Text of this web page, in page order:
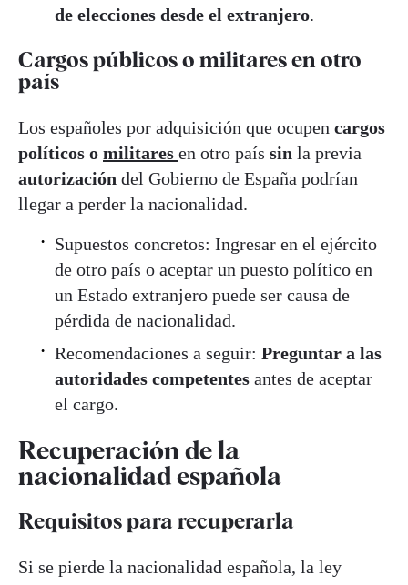
de elecciones desde el extranjero.
Cargos públicos o militares en otro
país
Los españoles por adquisición que ocupen cargos
políticos o militares en otro país sin la previa
autorización del Gobierno de España podrían
llegar a perder la nacionalidad.
Supuestos concretos: Ingresar en el ejército
de otro país o aceptar un puesto político en
un Estado extranjero puede ser causa de
pérdida de nacionalidad.
Recomendaciones a seguir: Preguntar a las
autoridades competentes antes de aceptar
el cargo.
Recuperación de la
nacionalidad española
Requisitos para recuperarla
Si se pierde la nacionalidad española, la ley